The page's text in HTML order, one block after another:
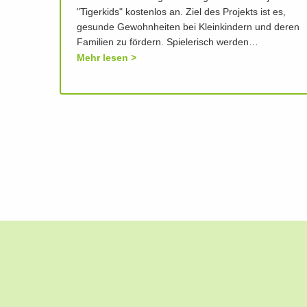
"Tigerkids" kostenlos an. Ziel des Projekts ist es,
gesunde Gewohnheiten bei Kleinkindern und deren
Familien zu fördern. Spielerisch werden…
Mehr lesen